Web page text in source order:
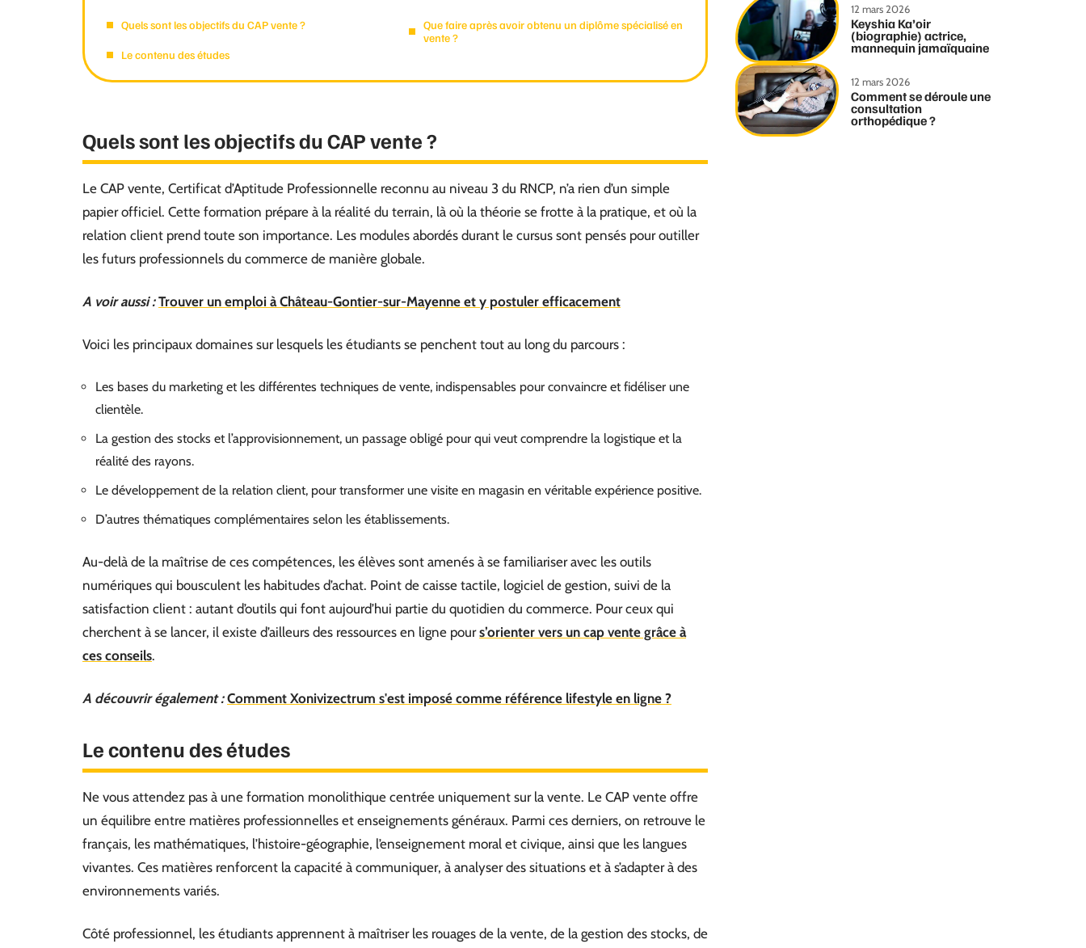
Quels sont les objectifs du CAP vente ?
Le contenu des études
Que faire après avoir obtenu un diplôme spécialisé en
vente ?
Quels sont les objectifs du CAP vente ?
Le CAP vente, Certificat d’Aptitude Professionnelle reconnu au niveau 3 du RNCP, n’a rien d’un simple
papier officiel. Cette formation prépare à la réalité du terrain, là où la théorie se frotte à la pratique, et où la
relation client prend toute son importance. Les modules abordés durant le cursus sont pensés pour outiller
les futurs professionnels du commerce de manière globale.
A voir aussi : Trouver un emploi à Château-Gontier-sur-Mayenne et y postuler efficacement
Voici les principaux domaines sur lesquels les étudiants se penchent tout au long du parcours :
Les bases du marketing et les différentes techniques de vente, indispensables pour convaincre et fidéliser une
clientèle.
La gestion des stocks et l’approvisionnement, un passage obligé pour qui veut comprendre la logistique et la
réalité des rayons.
Le développement de la relation client, pour transformer une visite en magasin en véritable expérience positive.
D’autres thématiques complémentaires selon les établissements.
Au-delà de la maîtrise de ces compétences, les élèves sont amenés à se familiariser avec les outils
numériques qui bousculent les habitudes d’achat. Point de caisse tactile, logiciel de gestion, suivi de la
satisfaction client : autant d’outils qui font aujourd’hui partie du quotidien du commerce. Pour ceux qui
cherchent à se lancer, il existe d’ailleurs des ressources en ligne pours’orienter vers un cap vente grâce à
ces conseils.
A découvrir également : Comment Xonivizectrum s'est imposé comme référence lifestyle en ligne ?
Le contenu des études
Ne vous attendez pas à une formation monolithique centrée uniquement sur la vente. Le CAP vente offre
un équilibre entre matières professionnelles et enseignements généraux. Parmi ces derniers, on retrouve le
français, les mathématiques, l’histoire-géographie, l’enseignement moral et civique, ainsi que les langues
vivantes. Ces matières renforcent la capacité à communiquer, à analyser des situations et à s’adapter à des
environnements variés.
Côté professionnel, les étudiants apprennent à maîtriser les rouages de la vente, de la gestion des stocks, de
12 mars 2026
Keyshia Ka’oir
(biographie) actrice,
mannequin jamaïquaine
12 mars 2026
Comment se déroule une
consultation
orthopédique ?